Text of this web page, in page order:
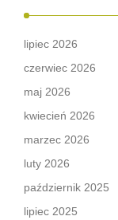
lipiec 2026
czerwiec 2026
maj 2026
kwiecień 2026
marzec 2026
luty 2026
październik 2025
lipiec 2025